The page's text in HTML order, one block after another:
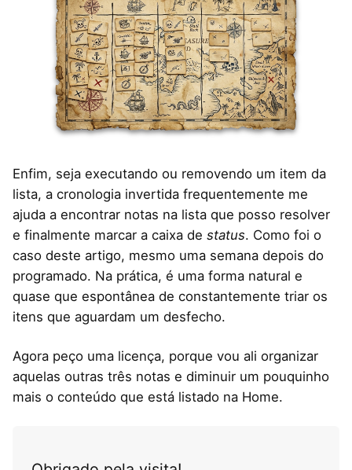
Enfim, seja executando ou removendo um item da
lista, a cronologia invertida frequentemente me
ajuda a encontrar notas na lista que posso resolver
e finalmente marcar a caixa de status. Como foi o
caso deste artigo, mesmo uma semana depois do
programado. Na prática, é uma forma natural e
quase que espontânea de constantemente triar os
itens que aguardam um desfecho.
Agora peço uma licença, porque vou ali organizar
aquelas outras três notas e diminuir um pouquinho
mais o conteúdo que está listado na Home.